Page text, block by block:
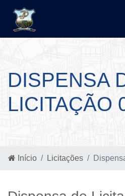
DISPENSA
LICITAÇÃO
Início Licitações